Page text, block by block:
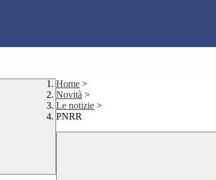
Home >
Novità >
Le notizie >
PNRR